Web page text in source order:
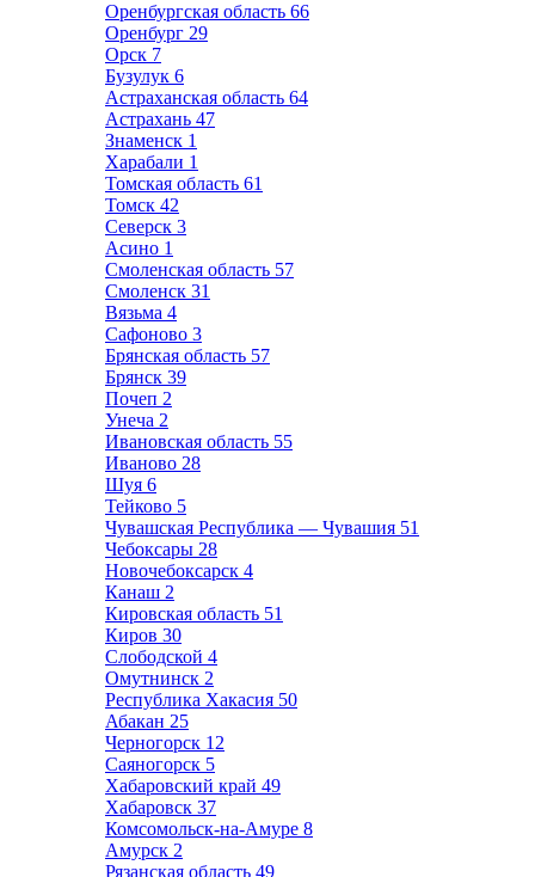
Оренбургская область 66
Оренбург 29
Орск 7
Бузулук 6
Астраханская область 64
Астрахань 47
Знаменск 1
Харабали 1
Томская область 61
Томск 42
Северск 3
Асино 1
Смоленская область 57
Смоленск 31
Вязьма 4
Сафоново 3
Брянская область 57
Брянск 39
Почеп 2
Унеча 2
Ивановская область 55
Иваново 28
Шуя 6
Тейково 5
Чувашская Республика — Чувашия 51
Чебоксары 28
Новочебоксарск 4
Канаш 2
Кировская область 51
Киров 30
Слободской 4
Омутнинск 2
Республика Хакасия 50
Абакан 25
Черногорск 12
Саяногорск 5
Хабаровский край 49
Хабаровск 37
Комсомольск-на-Амуре 8
Амурск 2
Рязанская область 49